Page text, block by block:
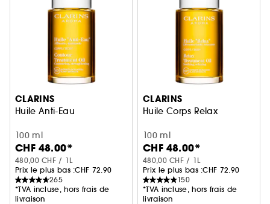
CLARINS
Huile Anti-Eau
100 ml
CHF 48.00*
480,00 CHF / 1L
Prix le plus bas :CHF 72.90
265
*TVA incluse, hors frais de
livraison
CLARINS
Huile Corps Relax
100 ml
CHF 48.00*
480,00 CHF / 1L
Prix le plus bas :CHF 72.90
150
*TVA incluse, hors frais de
livraison